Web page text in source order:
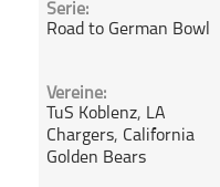
Serie:
Road to German Bowl
Vereine:
TuS Koblenz, LA
Chargers, California
Golden Bears